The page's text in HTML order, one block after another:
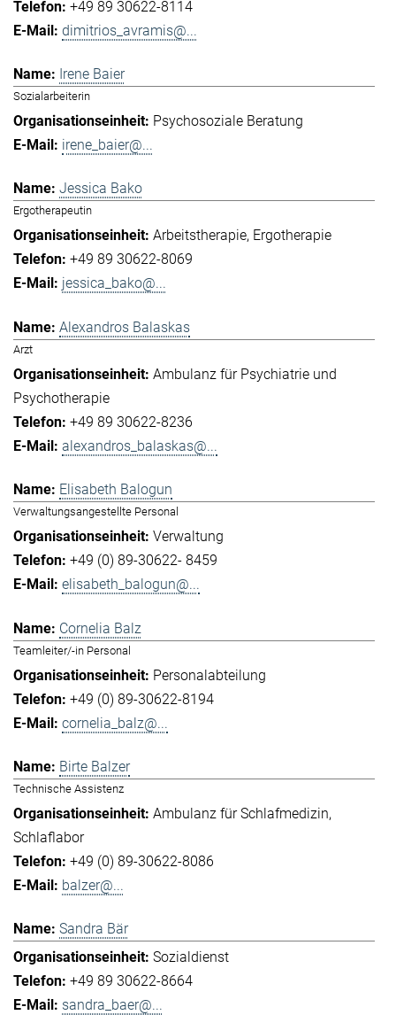
+49 89 30622-8114
dimitrios_avramis@...
Irene Baier
Sozialarbeiterin
Psychosoziale Beratung
irene_baier@...
Jessica Bako
Ergotherapeutin
Arbeitstherapie Ergotherapie
+49 89 30622-8069
jessica_bako@...
Alexandros Balaskas
Arzt
Ambulanz für Psychiatrie und
Psychotherapie
+49 89 30622-8236
alexandros_balaskas@...
Elisabeth Balogun
Verwaltungsangestellte Personal
Verwaltung
+49 (0) 89-30622- 8459
elisabeth_balogun@...
Cornelia Balz
Teamleiter/-in Personal
Personalabteilung
+49 (0) 89-30622-8194
cornelia_balz@...
Birte Balzer
Technische Assistenz
Ambulanz für Schlafmedizin
Schlaflabor
+49 (0) 89-30622-8086
balzer@...
Sandra Bär
Sozialdienst
+49 89 30622-8664
sandra_baer@...